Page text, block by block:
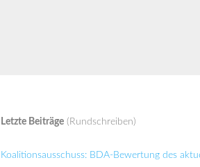
Letzte Beiträge(Rundschreiben)
Koalitionsausschuss: BDA-Bewertung des